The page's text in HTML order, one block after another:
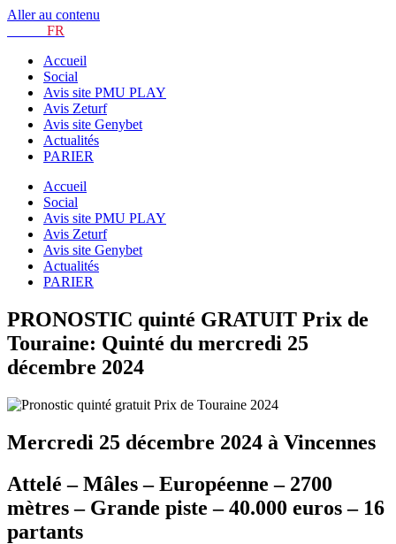
Aller au contenu
FR
Accueil
Social
Avis site PMU PLAY
Avis Zeturf
Avis site Genybet
Actualités
PARIER
Accueil
Social
Avis site PMU PLAY
Avis Zeturf
Avis site Genybet
Actualités
PARIER
PRONOSTIC quinté GRATUIT Prix de
Touraine: Quinté du mercredi 25
décembre 2024
Mercredi 25 décembre 2024 à Vincennes
Attelé – Mâles – Européenne – 2700
mètres – Grande piste – 40.000 euros – 16
partants